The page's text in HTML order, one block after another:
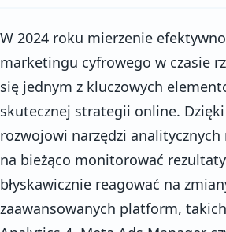
W 2024 roku mierzenie
marketingu cyfrowego w czasie
się jednym z kluczowych
skutecznej strategii online.
rozwojowi narzędzi
na bieżąco monitorować
błyskawicznie reagować na
zaawansowanych platform,